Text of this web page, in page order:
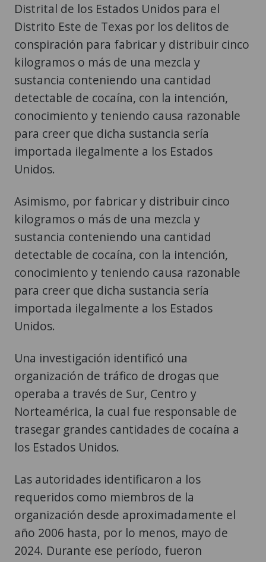
Distrital de los Estados Unidos para el
Distrito Este de Texas por los delitos de
conspiración para fabricar y distribuir cinco
kilogramos o más de una mezcla y
sustancia conteniendo una cantidad
detectable de cocaína, con la intención,
conocimiento y teniendo causa razonable
para creer que dicha sustancia sería
importada ilegalmente a los Estados
Unidos.
Asimismo, por fabricar y distribuir cinco
kilogramos o más de una mezcla y
sustancia conteniendo una cantidad
detectable de cocaína, con la intención,
conocimiento y teniendo causa razonable
para creer que dicha sustancia sería
importada ilegalmente a los Estados
Unidos.
Una investigación identificó una
organización de tráfico de drogas que
operaba a través de Sur, Centro y
Norteamérica, la cual fue responsable de
trasegar grandes cantidades de cocaína a
los Estados Unidos.
Las autoridades identificaron a los
requeridos como miembros de la
organización desde aproximadamente el
año 2006 hasta, por lo menos, mayo de
2024. Durante ese período, fueron